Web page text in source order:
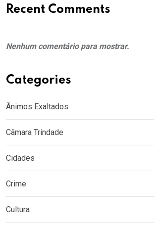
Recent Comments
Nenhum comentário para mostrar.
Categories
Ânimos Exaltados
Câmara Trindade
Cidades
Crime
Cultura